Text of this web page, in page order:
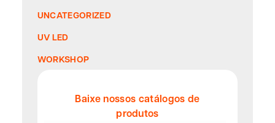
UNCATEGORIZED
UV LED
WORKSHOP
Baixe nossos catálogos de
produtos